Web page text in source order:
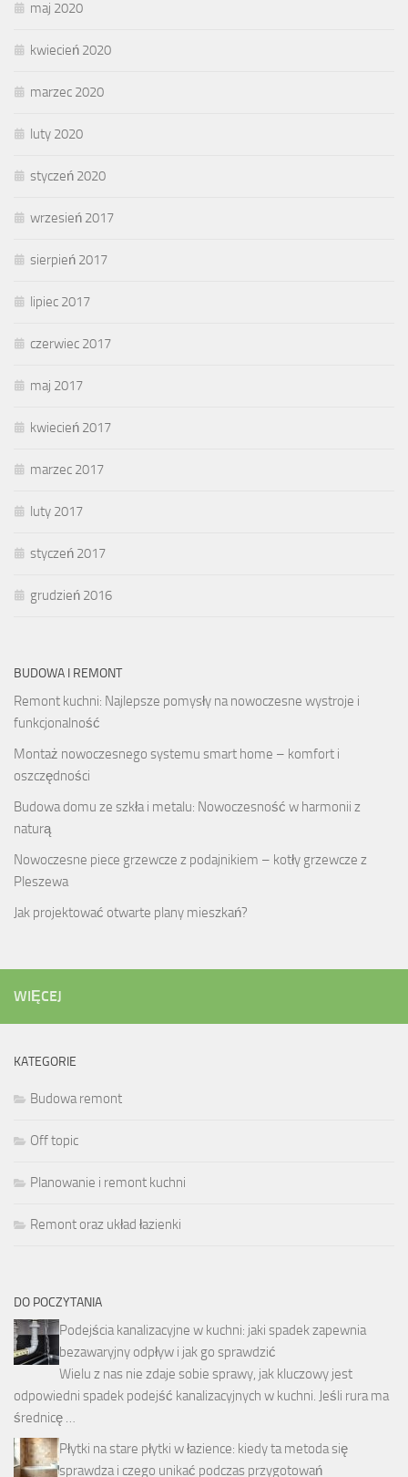
maj 2020
kwiecień 2020
marzec 2020
luty 2020
styczeń 2020
wrzesień 2017
sierpień 2017
lipiec 2017
czerwiec 2017
maj 2017
kwiecień 2017
marzec 2017
luty 2017
styczeń 2017
grudzień 2016
BUDOWA I REMONT
Remont kuchni: Najlepsze pomysły na nowoczesne wystroje i
funkcjonalność
Montaż nowoczesnego systemu smart home – komfort i
oszczędności
Budowa domu ze szkła i metalu: Nowoczesność w harmonii z
naturą
Nowoczesne piece grzewcze z podajnikiem – kotły grzewcze z
Pleszewa
Jak projektować otwarte plany mieszkań?
WIĘCEJ
KATEGORIE
Budowa remont
Off topic
Planowanie i remont kuchni
Remont oraz układ łazienki
DO POCZYTANIA
Podejścia kanalizacyjne w kuchni: jaki spadek zapewnia
bezawaryjny odpływ i jak go sprawdzić
Wielu z nas nie zdaje sobie sprawy, jak kluczowy jest
odpowiedni spadek podejść kanalizacyjnych w kuchni. Jeśli rura ma
średnicę …
Płytki na stare płytki w łazience: kiedy ta metoda się
sprawdza i czego unikać podczas przygotowań